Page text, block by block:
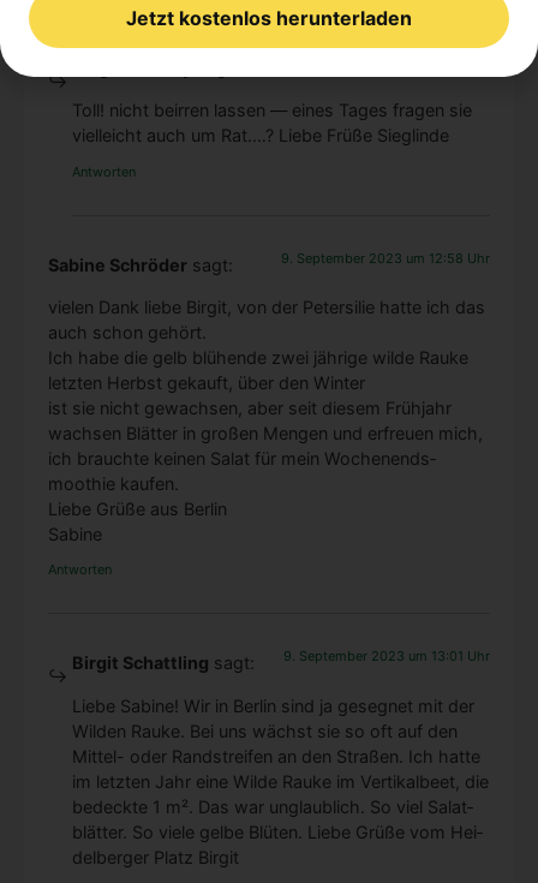
Toll! nicht beir­ren las­sen — eines Tages fra­gen sie
viel­leicht auch um Rat.…? Lie­be Frü­ße Sieg­lin­de
Antworten
Sabine Schröder sagt: 9. September 2023 um 12:58 Uhr
vie­len Dank lie­be Bir­git, von der Peter­si­lie hat­te ich das
auch schon gehört.
Ich habe die gelb blü­hen­de zwei jäh­ri­ge wil­de Rau­ke
letz­ten Herbst gekauft, über den Win­ter
ist sie nicht gewach­sen, aber seit die­sem Früh­jahr
wach­sen Blät­ter in gro­ßen Men­gen und erfreu­en mich,
ich brauch­te kei­nen Salat für mein Wochen­ends­
moothie kau­fen.
Lie­be Grü­ße aus Ber­lin
Sabi­ne
Antworten
Birgit Schattling sagt: 9. September 2023 um 13:01 Uhr
Lie­be Sabi­ne! Wir in Ber­lin sind ja geseg­net mit der
Wil­den Rau­ke. Bei uns wächst sie so oft auf den
Mit­tel- oder Rand­strei­fen an den Stra­ßen. Ich hat­te
im letz­ten Jahr eine Wil­de Rau­ke im Ver­ti­kal­beet, die
bedeck­te 1 m². Das war unglaub­lich. So viel Salat­
blät­ter. So vie­le gel­be Blü­ten. Lie­be Grü­ße vom Hei­
del­ber­ger Platz Bir­git